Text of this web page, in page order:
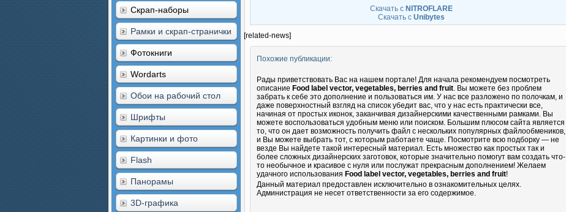
Скрап-наборы
Рамки и скрап-странички
Фотокниги
Wordarts
Обои на рабочий стол
Шрифты
Картинки и фото
Flash
Панорамы
3D-графика
Скачать с NITROFLARE
Скачать с Unibytes
[related-news]
Похожие публикации:
Рады приветствовать Вас на нашем портале! Для начала рекомендуем посмотреть
описание Food label vector, vegetables, berries and fruit. Вы можете без проблем
забрать к себе это дополнение и пользоваться им. У нас все разложено по полочкам, и
даже поверхностный взгляд на список убедит вас, что у нас есть практически все,
начиная от простых иконок, заканчивая дизайнерскими качественными рамками. Вы
можете воспользоваться удобным меню или поиском. Большим плюсом сайта является
то, что он дает возможность получить файл с нескольких популярных файлообмеников,
и Вы можете выбрать тот, с которым работаете чаще. Посмотрите всю подборку — не
везде Вы найдете такой интересный материал. Есть множество как простых так и
более сложных дизайнерских заготовок, которые значительно помогут вам создать что-
то необычное и красивое с нуля или послужат прекрасным дополнением! Желаем
удачного использования Food label vector, vegetables, berries and fruit!
Данный материал предоставлен исключительно в ознакомительных целях.
Администрация не несет ответственности за его содержимое.